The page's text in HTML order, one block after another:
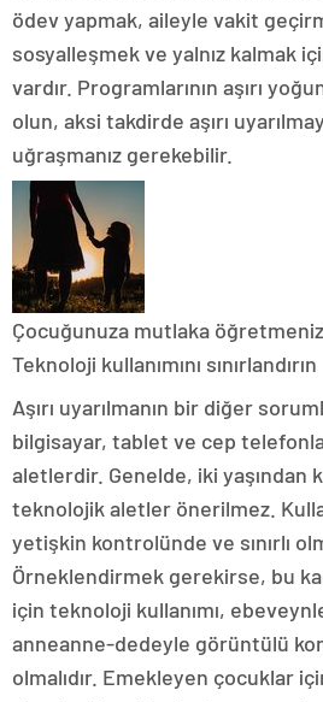
ödev yapmak, aileyle vakit
sosyalleşmek ve yalnız kalmak
vardır. Programlarının aşırı
olun, aksi takdirde aşırı
uğraşmanız gerekebilir.
Çocuğunuza mutlaka
Teknoloji kullanımını sınırlandırın
Aşırı uyarılmanın bir diğer
bilgisayar, tablet ve cep
aletlerdir. Genelde, iki yaşından
teknolojik aletler önerilmez.
yetişkin kontrolünde ve sınırlı
Örneklendirmek gerekirse, bu
için teknoloji kullanımı,
anneanne-dedeyle görüntülü
olmalıdır. Emekleyen çocuklar